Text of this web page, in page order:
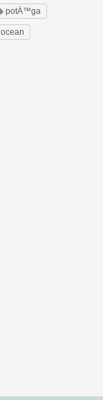
potÄ™ga
ocean